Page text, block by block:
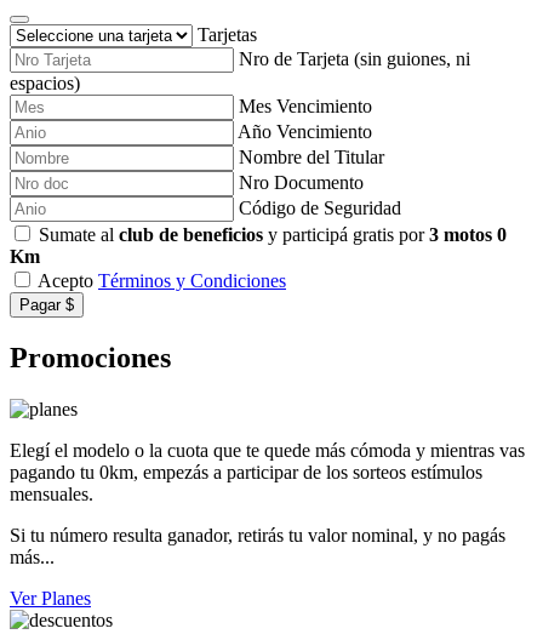
Tarjetas
Nro de Tarjeta (sin guiones, ni
espacios)
Mes Vencimiento
Año Vencimiento
Nombre del Titular
Nro Documento
Código de Seguridad
Sumate al club de beneficios y participá gratis por3 motos 0
Km
Acepto Términos y Condiciones
Pagar $
Promociones
Elegí el modelo o la cuota que te quede más cómoda y mientras vas
pagando tu 0km, empezás a participar de los sorteos estímulos
mensuales.
Si tu número resulta ganador, retirás tu valor nominal, y no pagás
más...
Ver Planes